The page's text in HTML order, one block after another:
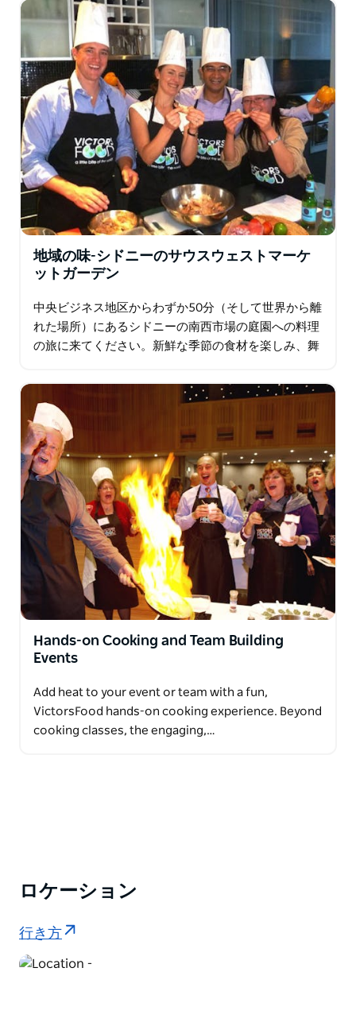
地域の味-シドニーのサウスウェストマーケ
ットガーデン
中央ビジネス地区からわずか50分（そして世界から離
れた場所）にあるシドニーの南西市場の庭園への料理
の旅に来てください。新鮮な季節の食材を楽しみ、舞
アコン付きのミニコーチに乗り、イチジク…
Hands-on Cooking and Team Building
Events
Add heat to your event or team with a fun,
VictorsFood hands-on cooking experience. Beyond
cooking classes, the engaging,…
ロケーション
行き方